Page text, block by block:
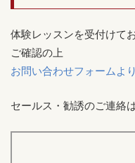
体験レッスンを受付けて
ご確認の上
お問い合わせフォームより
セールス・勧誘のご連絡